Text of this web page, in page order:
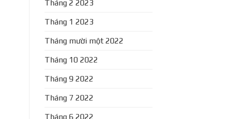
Tháng 2 2023
Tháng 1 2023
Tháng mười một 2022
Tháng 10 2022
Tháng 9 2022
Tháng 7 2022
Tháng 6 2022